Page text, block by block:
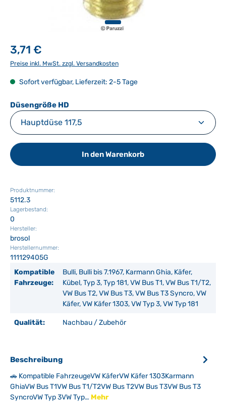
3,71 €
Preise inkl. MwSt. zzgl. Versandkosten
Sofort verfügbar, Lieferzeit: 2-5 Tage
Düsengröße HD
In den Warenkorb
Produktnummer:
5112.3
Lagerbestand:
0
Hersteller:
brosol
Herstellernummer:
111129405G
Kompatible
Fahrzeuge:
Bulli, Bulli bis 7.1967, Karmann Ghia, Käfer,
Kübel, Typ 3, Typ 181, VW Bus T1, VW Bus T1/T2,
VW Bus T2, VW Bus T3, VW Bus T3 Syncro, VW
Käfer, VW Käfer 1303, VW Typ 3, VW Typ 181
Qualität: Nachbau / Zubehör
Beschreibung
🚗 Kompatible FahrzeugeVW KäferVW Käfer 1303Karmann
GhiaVW Bus T1VW Bus T1/T2VW Bus T2VW Bus T3VW Bus T3
SyncroVW Typ 3VW Typ… Mehr